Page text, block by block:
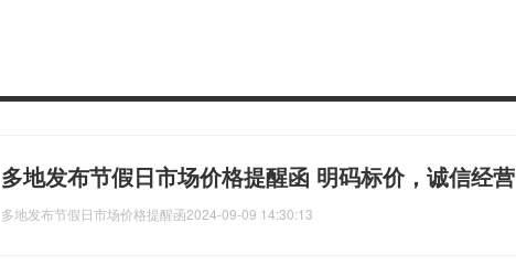
多地发布节假日市场价格提醒函 明码标价，诚信经营
多地发布节假日市场价格提醒函2024-09-09 14:30:13